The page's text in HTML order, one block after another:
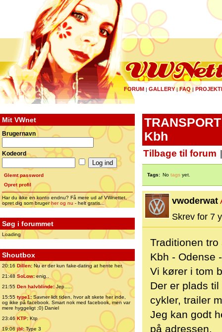
FORUM | GALLERY|FAQ |
Mit VWnet
Brugernavn
Kodeord
Glemt password
Opret profil
Har du ikke en konto endnu? Få mere ud af VWnettet,
opret dig som brugerher og nu - helt gratis...
Søg i forummet
Loading
Shoutbox
20:16 Dillen: Nu er der kun fake-dating at hente her.
21:48 SoLow:enig..
21:55 Den halvblinde:Jep.....
15:55 type1:Savner lidt tiden, hvor alt skete her inde,
og ikke på facebook. Smart nok med facebook, men var
mere hyggeligt ;0) Daniel
23:46 KTP:Ktp
19:06jbl:Type 3
Kbh
Tilbage til forum
Tags: No tags yet.
vwoderwat
Skrev for 7
Traditionen
Kbh - Odense
Vi kører i tom
Der er plads
cykler, trailer
Jeg kan godt
på adressen.